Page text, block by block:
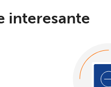
interesante